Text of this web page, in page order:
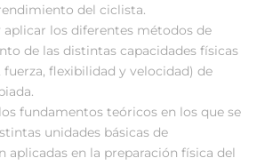
del ciclista.
los diferentes métodos de
de las distintas capacidades físicas
fuerza, flexibilidad y velocidad) de
fundamentos teóricos en los que se
unidades básicas de
aplicadas en la preparación física del